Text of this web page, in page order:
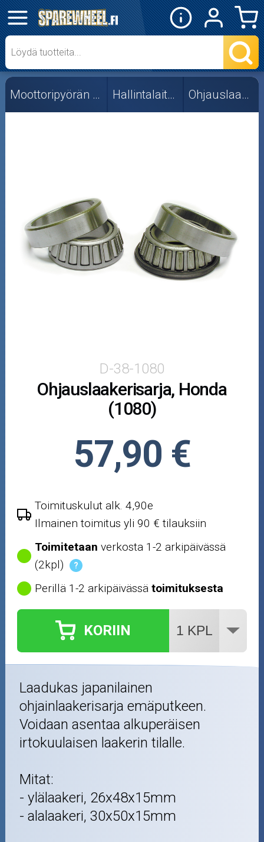
✕
Mopon osat
Skootterin osat
Crossipyörän osat
Mopoauton osat
Mönkijän osat
Puutarha ja metsä
Öljyt ja kemikaalit
Outlet-tuotteet
Moottoripyörän osat Hallintalaitteet Ohjauslaakerit
D-38-1080
Ohjauslaakerisarja, Honda
(1080)
57,90 €
Toimituskulut alk. 4,90e
Ilmainen toimitus yli 90 € tilauksiin
Toimitetaan verkosta 1-2 arkipäivässä
(2kpl)
?
Perillä 1-2 arkipäivässätoimituksesta
KORIIN
Laadukas japanilainen
ohjainlaakerisarja emäputkeen.
Voidaan asentaa alkuperäisen
irtokuulaisen laakerin tilalle.
Mitat:
- ylälaakeri, 26x48x15mm
- alalaakeri, 30x50x15mm